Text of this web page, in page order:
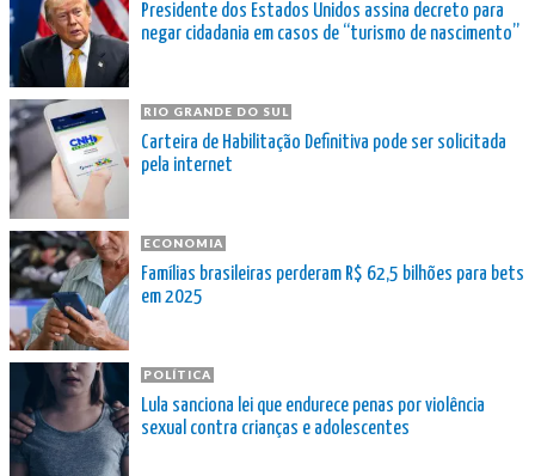
Presidente dos Estados Unidos assina decreto para
negar cidadania em casos de “turismo de nascimento”
RIO GRANDE DO SUL
Carteira de Habilitação Definitiva pode ser solicitada
pela internet
ECONOMIA
Famílias brasileiras perderam R$ 62,5 bilhões para bets
em 2025
POLÍTICA
Lula sanciona lei que endurece penas por violência
sexual contra crianças e adolescentes